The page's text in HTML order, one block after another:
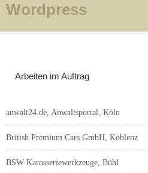
Wordpress
Arbeiten im Auftrag
anwalt24.de, Anwaltsportal, Köln
British Premium Cars GmbH, Koblenz
BSW Karosseriewerkzeuge, Bühl